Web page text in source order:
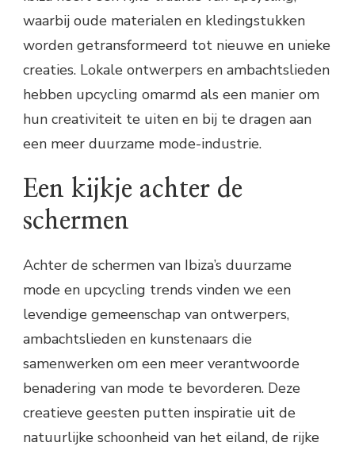
waarbij oude materialen en kledingstukken
worden getransformeerd tot nieuwe en unieke
creaties. Lokale ontwerpers en ambachtslieden
hebben upcycling omarmd als een manier om
hun creativiteit te uiten en bij te dragen aan
een meer duurzame mode-industrie.
Een kijkje achter de
schermen
Achter de schermen van Ibiza’s duurzame
mode en upcycling trends vinden we een
levendige gemeenschap van ontwerpers,
ambachtslieden en kunstenaars die
samenwerken om een meer verantwoorde
benadering van mode te bevorderen. Deze
creatieve geesten putten inspiratie uit de
natuurlijke schoonheid van het eiland, de rijke